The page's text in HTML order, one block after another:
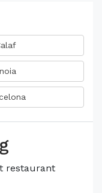
restaurant